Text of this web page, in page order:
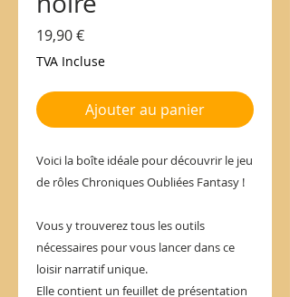
19,90 €Prix
TVA Incluse
Ajouter au panier
Voici la boîte idéale pour découvrir le jeu
de rôles Chroniques Oubliées Fantasy !
Vous y trouverez tous les outils
nécessaires pour vous lancer dans ce
loisir narratif unique.
Elle contient un feuillet de présentation